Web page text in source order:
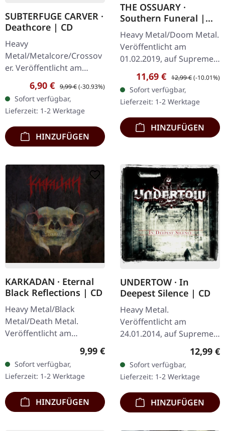
SUBTERFUGE CARVER ·
Deathcore | CD
Heavy
Metal/Metalcore/Crossov
er. Veröffentlicht am
08.02.2008, auf Supreme
Chaos Records. CD im
Jewelcase mit 12-seitigem
Booklet. Subterfuge
Carver…
Verkaufspreis:
6,90 € Regulärer Preis:
9,99 €(-30.93%)
Sofort verfügbar,
Lieferzeit: 1-2 Werktage
HINZUFÜGEN
THE OSSUARY ·
Southern Funeral |
DIGIPAK CD
Heavy Metal/Doom Metal.
Veröffentlicht am
01.02.2019, auf Supreme
Chaos Records.
Erstauflage als CD im
DigiPak mit 12-seitigem
Booklet. Geht es dir…
Verkaufspreis:
11,69 € Regulärer Preis:
12,99 €(-10.01%)
Sofort verfügbar,
Lieferzeit: 1-2 Werktage
HINZUFÜGEN
KARKADAN · Eternal
Black Reflections | CD
Heavy Metal/Black
Metal/Death Metal.
Veröffentlicht am
19.01.2002, auf Supreme
Chaos Records. CD im
Jewelcase. Neuauflage mit
neuem Artwork,…
Regulärer Preis:
9,99 €
Sofort verfügbar,
Lieferzeit: 1-2 Werktage
HINZUFÜGEN
UNDERTOW · In
Deepest Silence | CD
Heavy Metal.
Veröffentlicht am
24.01.2014, auf Supreme
Chaos Records. CD im
Jewelcase. Heavy wie
Hölle und dennoch
abwechslungsreich. Das
neue Album…
12,99 €
Sofort verfügbar,
Lieferzeit: 1-2 Werktage
HINZUFÜGEN